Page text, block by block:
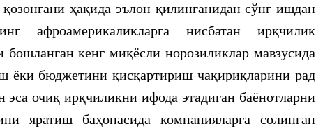
қозонгани ҳақида эълон қилинганидан сўнг ишдан
афроамерикаликларга нисбатан ирқчилик
кенг миқёсли норозиликлар мавзусида
ёки бюджетини қисқартириш чақириқларини рад
очиқ ирқчиликни ифода этадиган баёнотларни
яратиш баҳонасида компанияларга солинган